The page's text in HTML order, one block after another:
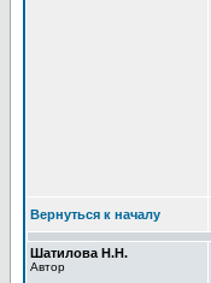
Вернуться к началу
Шатилова Н.Н.
Автор